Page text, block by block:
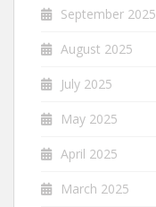
September 2025
August 2025
July 2025
May 2025
April 2025
March 2025